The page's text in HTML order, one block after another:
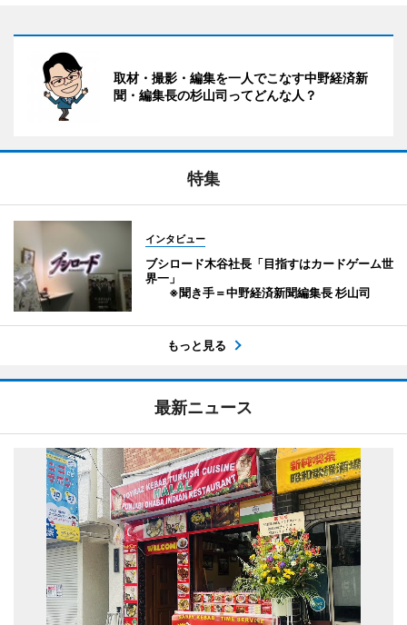
取材・撮影・編集を一人でこなす中野経済新
聞・編集長の杉山司ってどんな人？
特集
インタビュー
ブシロード木谷社長「目指すはカードゲーム世
界一」
※聞き手＝中野経済新聞編集長 杉山司
もっと見る
最新ニュース